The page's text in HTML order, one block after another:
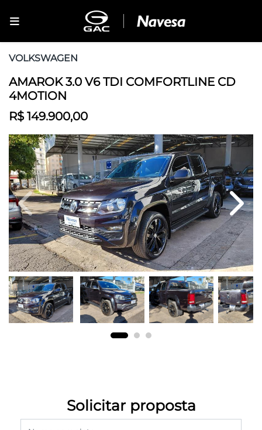
VOLKSWAGEN
AMAROK 3.0 V6 TDI COMFORTLINE CD
4MOTION
R$ 149.900,00
Previous Next
Solicitar proposta